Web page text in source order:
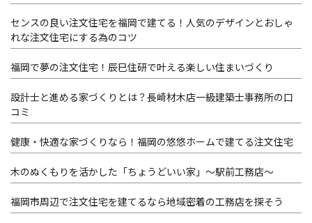
センスの良い注文住宅を福岡で建てる！人気のデザインとおしゃ
れな注文住宅にする為のコツ
福岡で夢の注文住宅！辰巳住研で叶える楽しい住まいづくり
設計士と進める家づくりとは？長崎材木店一級建築士事務所の口
コミ
健康・快適な家づくりなら！福岡の悠悠ホームで建てる注文住宅
木のぬくもりを活かした「ちょうどいい家」～駅前工務店～
福岡市周辺で注文住宅を建てるなら地域密着の工務店を探そう